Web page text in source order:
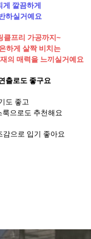
깔끔하게
하실거예요
클프리 가공까지~
하게 살짝 비치는
의 매력을 느끼실거예요
출로도 좋구요
도 좋고
으로도 추천해요
으로 입기 좋아요